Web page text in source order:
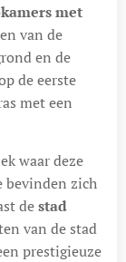
met
van de
en de
de eerste
met een
waar deze
bevinden zich
destad
van de stad
prestigieuze